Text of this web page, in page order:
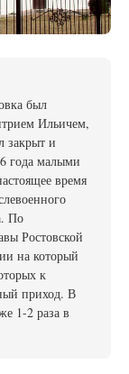
был
Ильичем,
закрыт и
года малыми
время
По
Ростовской
на который
к
приход. В
1-2 раза в